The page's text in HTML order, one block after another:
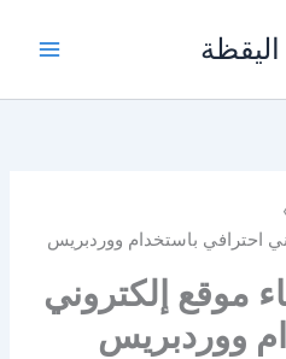
احترافي باستخدام ووردبريس
موقع إلكتروني
ووردبريس